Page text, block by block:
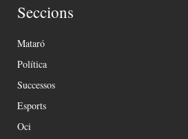
Seccions
Mataró
Política
Successos
Esports
Oci